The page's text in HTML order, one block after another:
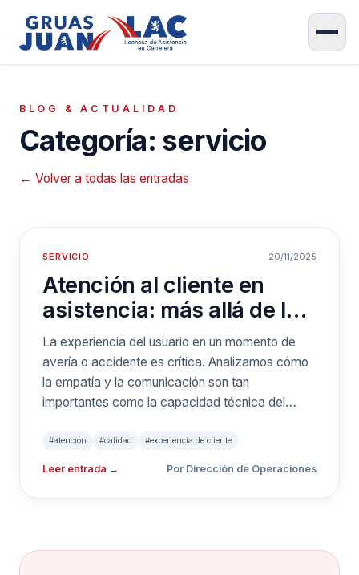
BLOG & ACTUALIDAD
Categoría: servicio
← Volver a todas las entradas
SERVICIO 20/11/2025
Atención al cliente en
asistencia: más allá de la
grúa
La experiencia del usuario en un momento de
avería o accidente es crítica. Analizamos cómo
la empatía y la comunicación son tan
importantes como la capacidad técnica del
#atención #calidad #experiencia de cliente
Leer entrada → Por Dirección de Operaciones